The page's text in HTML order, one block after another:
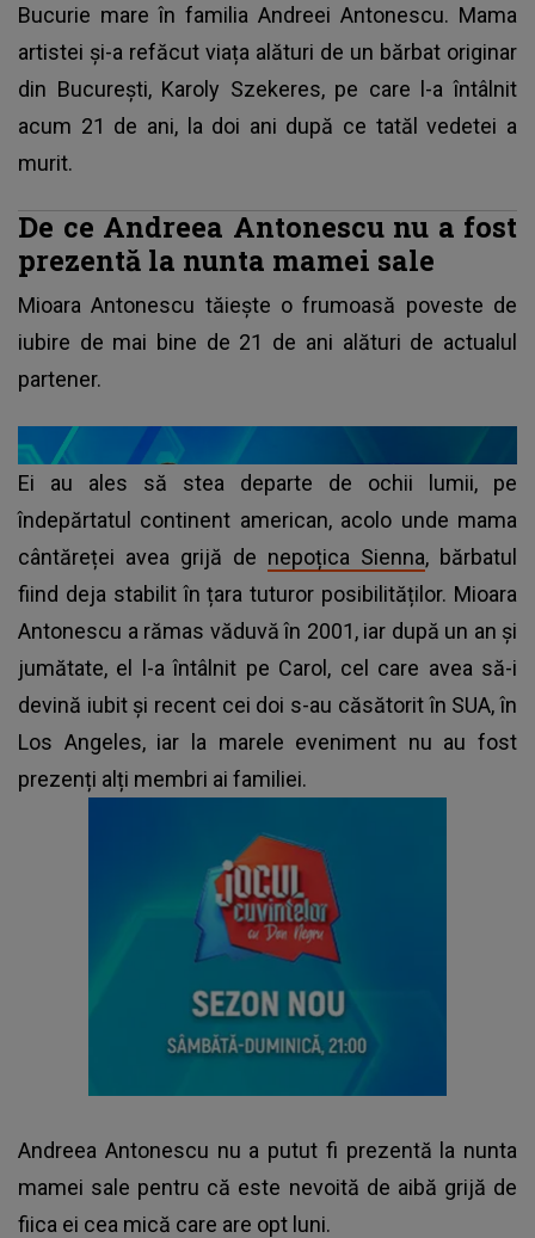
Bucurie mare în familia Andreei Antonescu. Mama
artistei și-a refăcut viața alături de un bărbat originar
din București, Karoly Szekeres, pe care l-a întâlnit
acum 21 de ani, la doi ani după ce tatăl vedetei a
murit.
De ce Andreea Antonescu nu a fost
prezentă la nunta mamei sale
Mioara Antonescu tăiește o frumoasă poveste de
iubire de mai bine de 21 de ani alături de actualul
partener.
Ei au ales să stea departe de ochii lumii, pe
îndepărtatul continent american, acolo unde mama
cântăreței avea grijă de nepoțica Sienna, bărbatul
fiind deja stabilit în țara tuturor posibilităților. Mioara
Antonescu a rămas văduvă în 2001, iar după un an și
jumătate, el l-a întâlnit pe Carol, cel care avea să-i
devină iubit și recent cei doi s-au căsătorit în SUA, în
Los Angeles, iar la marele eveniment nu au fost
prezenți alți membri ai familiei.
Andreea Antonescu nu a putut fi prezentă la nunta
mamei sale pentru că este nevoită de aibă grijă de
fiica ei cea mică care are opt luni.